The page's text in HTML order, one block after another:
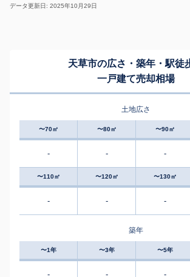
データ更新日: 2025年10月29日
天草市の広さ・築年・駅徒
一戸建て売却相場
土地広さ
〜70㎡ 〜80㎡ 〜90㎡
- - -
〜110㎡ 〜120㎡ 〜130㎡
- - -
築年
〜1年 〜3年 〜5年
- - -